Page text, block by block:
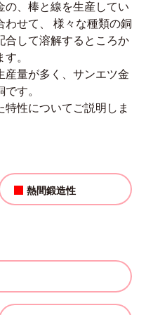
の、棒と線を生産してい
わせて、 様々な種類の銅
合して溶解するところか
。
産量が多く、サンエツ金
す。
特性についてご説明しま
熱間鍛造性